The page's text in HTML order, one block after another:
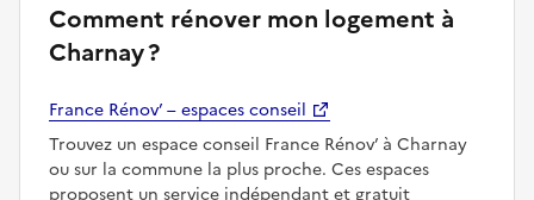
Comment rénover mon logement à
Charnay ?
France Rénov’ – espaces conseil
Trouvez un espace conseil France Rénov’ à Charnay
ou sur la commune la plus proche. Ces espaces